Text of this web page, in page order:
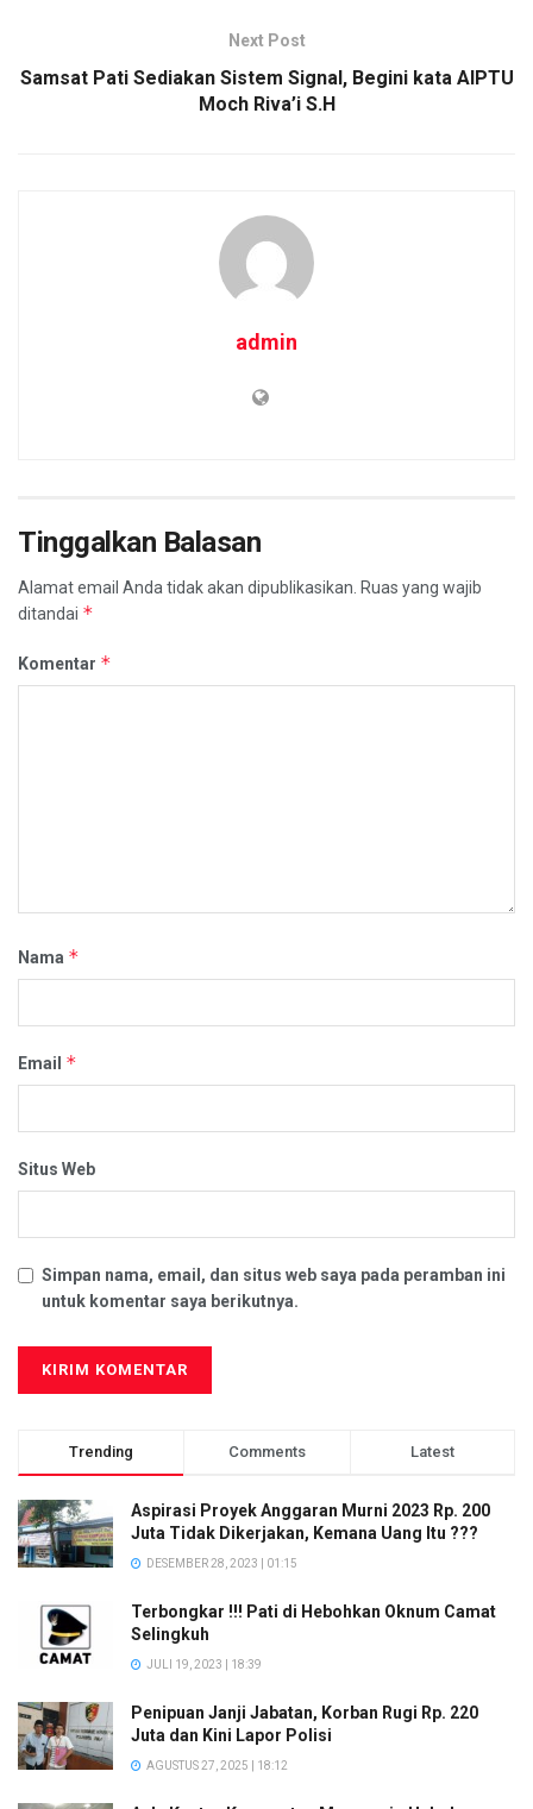
Next Post
Samsat Pati Sediakan Sistem Signal, Begini kata AIPTU
Moch Riva’i S.H
admin
Tinggalkan Balasan
Alamat email Anda tidak akan dipublikasikan. Ruas yang wajib
ditandai *
Komentar *
Nama *
Email *
Situs Web
Simpan nama, email, dan situs web saya pada peramban ini
untuk komentar saya berikutnya.
Trending Comments Latest
Aspirasi Proyek Anggaran Murni 2023 Rp. 200
Juta Tidak Dikerjakan, Kemana Uang Itu ???
DESEMBER 28, 2023 | 01:15
Terbongkar !!! Pati di Hebohkan Oknum Camat
Selingkuh
JULI 19, 2023 | 18:39
Penipuan Janji Jabatan, Korban Rugi Rp. 220
Juta dan Kini Lapor Polisi
AGUSTUS 27, 2025 | 18:12